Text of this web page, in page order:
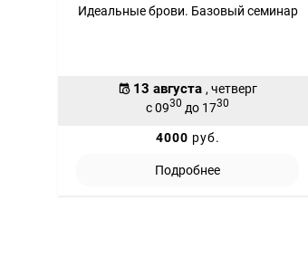
Идеальные брови. Базовый семинар
13 августа , четверг
с 0930 до 1730
4000 руб.
Подробнее